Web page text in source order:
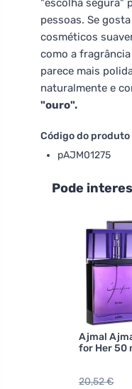
"escolha segura"
pessoas. Se
cosméticos
como a
parece mais
naturalmente e
"ouro".
Código do produto
pAJM01275
Pode
Ajmal
for Her 50
20,52 €